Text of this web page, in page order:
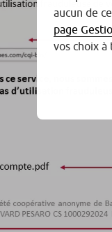
aucun de
page
vos choix à